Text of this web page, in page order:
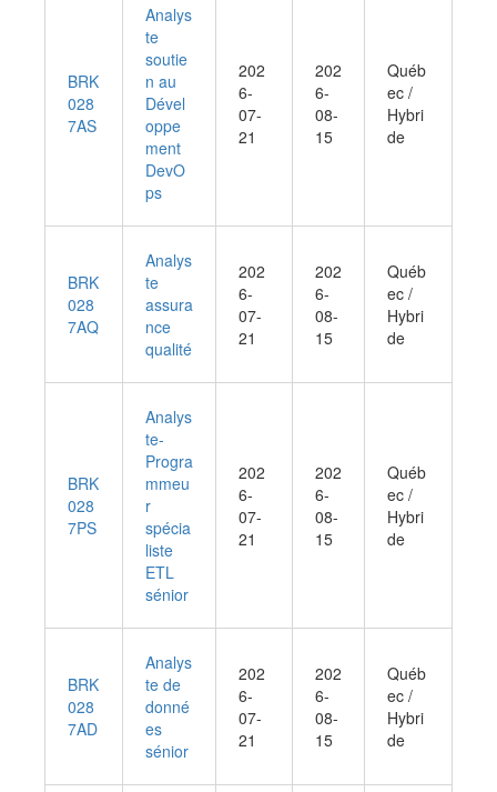
BRK
028
7AS
Analys
te
soutie
n au
Dével
oppe
ment
DevO
ps
202
6-
07-
21
202
6-
08-
15
Québ
ec /
Hybri
de
BRK
028
7AQ
Analys
te
assura
nce
qualité
202
6-
07-
21
202
6-
08-
15
Québ
ec /
Hybri
de
BRK
028
7PS
Analys
te-
Progra
mmeu
r
spécia
liste
ETL
sénior
202
6-
07-
21
202
6-
08-
15
Québ
ec /
Hybri
de
BRK
028
7AD
Analys
te de
donné
es
sénior
202
6-
07-
21
202
6-
08-
15
Québ
ec /
Hybri
de